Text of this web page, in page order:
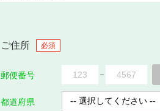
ご住所 必須
郵便番号
都道府県